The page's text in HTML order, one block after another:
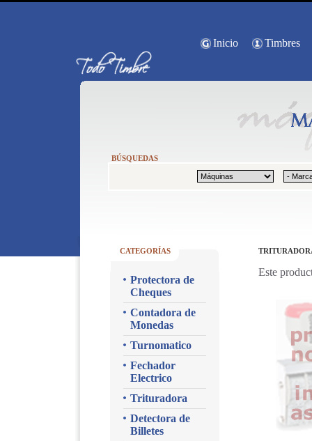
Inicio Timbres
BÚSQUEDAS
CATEGORÍAS
Protectora de
Cheques
Contadora de
Monedas
Turnomatico
Fechador
Electrico
Trituradora
Detectora de
Billetes
Este